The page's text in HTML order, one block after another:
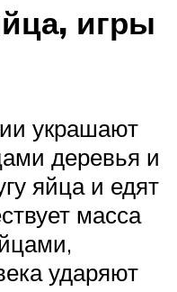
игры
украшают
деревья и
яйца и едят
масса
ударяют